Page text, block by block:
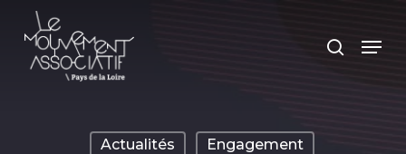
search
Menu
Actualités
Engagement
Panneau de gestion des cookies